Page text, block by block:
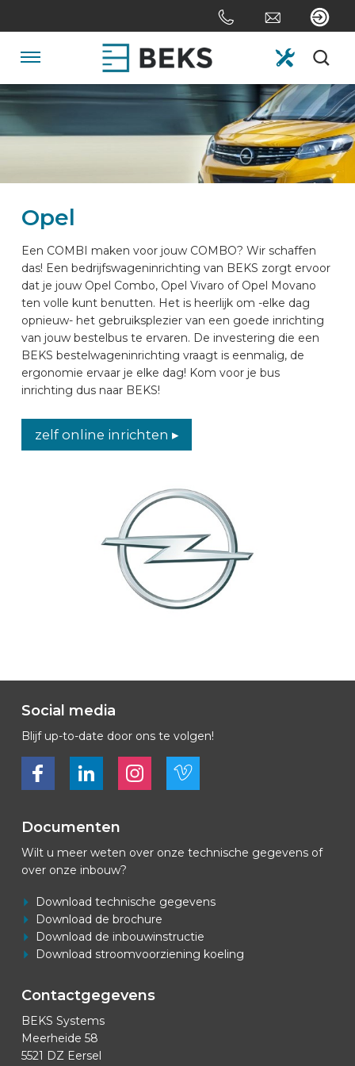
Spring
de
Spring
SYSTEMEN
MAATWERK
SECTOREN
AUTOMERKEN
CONTACT
Opel
Een COMBI maken voor jouw COMBO? Wir schaffen
das! Een bedrijfswageninrichting van BEKS zorgt ervoor
dat je jouw Opel Combo, Opel Vivaro of Opel Movano
ten volle kunt benutten. Het is heerlijk om -elke dag
opnieuw- het gebruiksplezier van een goede inrichting
van jouw bestelbus te ervaren. De investering die een
BEKS bestelwageninrichting vraagt is eenmalig, de
ergonomie ervaar je elke dag! Kom voor je bus
inrichting dus naar BEKS!
zelf online inrichten ▸
Social media
Blijf up-to-date door ons te volgen!
Bekijk ons op FacebookBekijk ons op LinkedInBekijk ons op LinkedInBekijk ons op Vimeo
Documenten
Wilt u meer weten over onze technische gegevens of
over onze inbouw?
Download technische gegevens
Download de brochure
Download de inbouwinstructie
Download stroomvoorziening koeling
Contactgegevens
BEKS Systems
Meerheide 58
5521 DZ Eersel